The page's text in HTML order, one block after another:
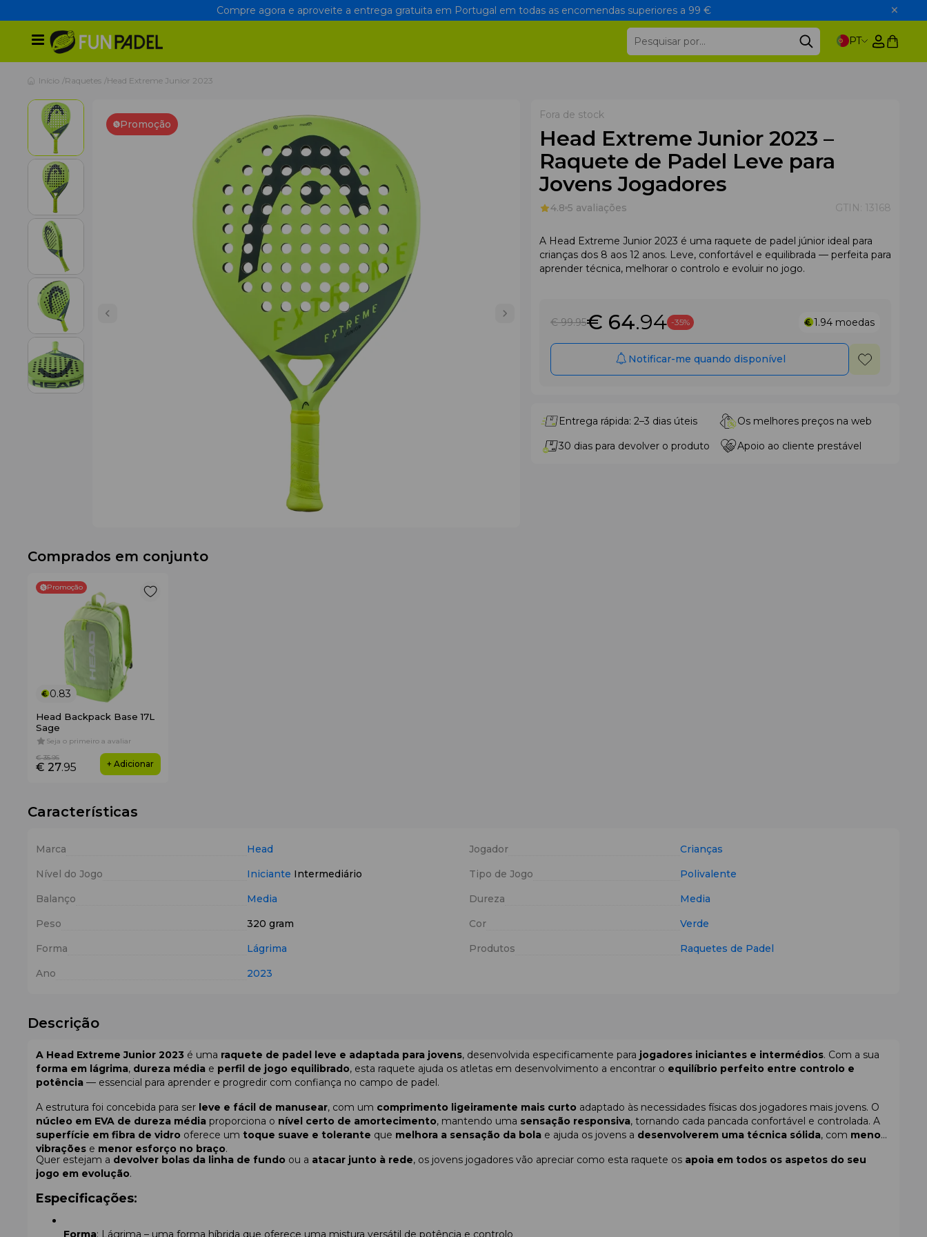
Compre agora e aproveite a entrega gratuita em Portugal em todas as encomendas superiores a 99 €
PT
Início Raquetes Head Extreme Junior 2023
Promoção
Fora de stock
Head Extreme Junior 2023 –
Raquete de Padel Leve para
Jovens Jogadores
4.8 5 avaliações GTIN: 13168
A Head Extreme Junior 2023 é uma raquete de padel júnior ideal para
crianças dos 8 aos 12 anos. Leve, confortável e equilibrada — perfeita para
aprender técnica, melhorar o controlo e evoluir no jogo.
€ 99.95€ 64.94 -35% 1.94 moedas
Notificar-me quando disponível
Entrega rápida: 2–3 dias úteis
Os melhores preços na web
30 dias para devolver o produto
Apoio ao cliente prestável
Comprados em conjunto
Promoção
0.83
Head Backpack Base 17L
Sage
Seja o primeiro a avaliar
€ 27.95
€ 35.95
+ Adicionar
Características
Marca Head Jogador
Crianças
Nível do Jogo
Iniciante Intermediário Tipo de Jogo
Polivalente
Balanço
Media Dureza
Media
Peso
320 gram Cor
Verde
Forma
Lágrima Produtos
Raquetes de Padel
Ano
2023
Descrição
A Head Extreme Junior 2023 é uma raquete de padel leve e adaptada para jovens, desenvolvida especificamente para jogadores iniciantes e intermédios. Com a sua
forma em lágrima, dureza média e perfil de jogo equilibrado, esta raquete ajuda os atletas em desenvolvimento a encontrar o equilíbrio perfeito entre controlo e
potência — essencial para aprender e progredir com confiança no campo de padel.
A estrutura foi concebida para ser leve e fácil de manusear, com um comprimento ligeiramente mais curto adaptado às necessidades físicas dos jogadores mais jovens. O
núcleo em EVA de dureza média proporciona o nível certo de amortecimento, mantendo uma sensação responsiva, tornando cada pancada confortável e controlada. A
superfície em fibra de vidro oferece um toque suave e tolerante que melhora a sensação da bola e ajuda os jovens a desenvolverem uma técnica sólida, com menos
vibrações e menor esforço no braço.
Quer estejam a devolver bolas da linha de fundo ou a atacar junto à rede, os jovens jogadores vão apreciar como esta raquete os apoia em todos os aspetos do seu
jogo em evolução.
Especificações:
Forma: Lágrima – uma forma híbrida que oferece uma mistura versátil de potência e controlo